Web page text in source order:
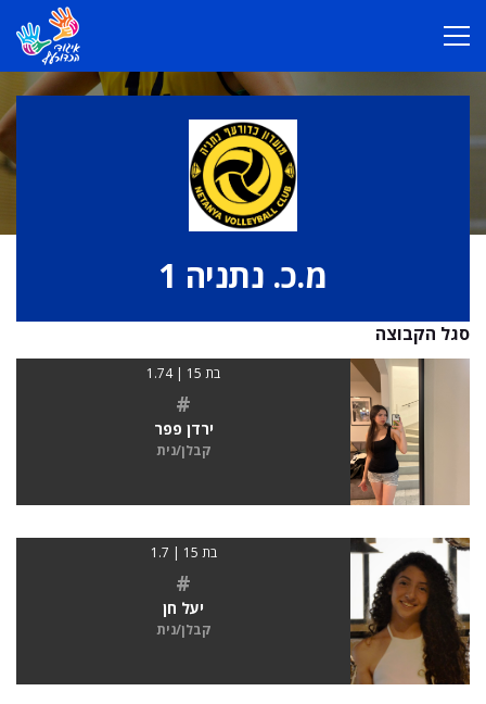
מ.כ. נתניה 1
סגל הקבוצה
בת 15 | 1.74
#
ירדן פפר
קבלן/נית
בת 15 | 1.7
#
יעל חן
קבלן/נית